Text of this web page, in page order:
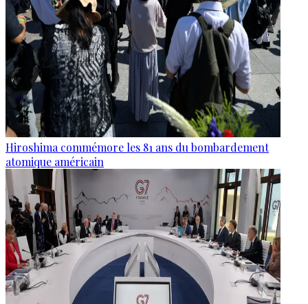
Hiroshima commémore les 81 ans du bombardement
atomique américain